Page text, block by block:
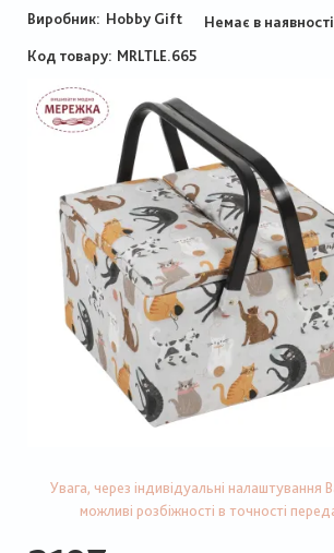
Виробник: Hobby Gift
Немає в наявності
Код товару MRLTLE.665
Увага, через індивідуальні налаштування
можливі розбіжності в точності